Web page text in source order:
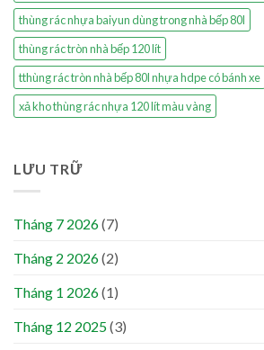
thùng rác nhựa baiyun dùng trong nhà bếp 80l
thùng rác tròn nhà bếp 120 lít
tthùng rác tròn nhà bếp 80l nhựa hdpe có bánh xe
xả kho thùng rác nhựa 120 lít màu vàng
LƯU TRỮ
Tháng 7 2026(7)
Tháng 2 2026(2)
Tháng 1 2026(1)
Tháng 12 2025(3)